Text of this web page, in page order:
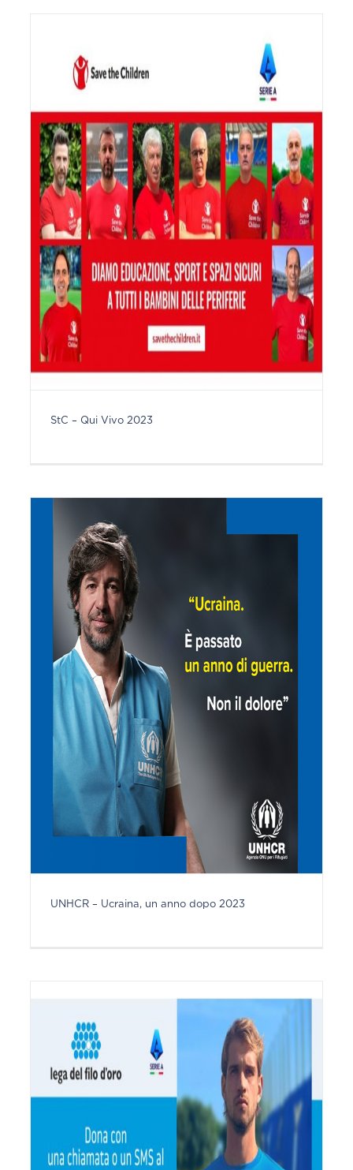
StC – Qui Vivo 2023
UNHCR – Ucraina, un anno dopo 2023